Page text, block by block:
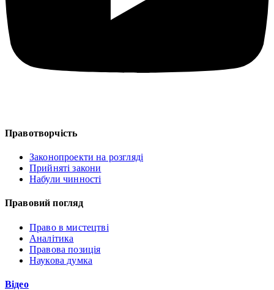
Правотворчість
Законопроекти на розгляді
Прийняті закони
Набули чинності
Правовий погляд
Право в мистецтві
Аналітика
Правова позиція
Наукова думка
Відео